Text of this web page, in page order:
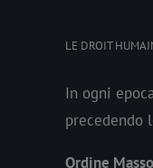
LE DROIT
In ogni
precedendo
Ordine